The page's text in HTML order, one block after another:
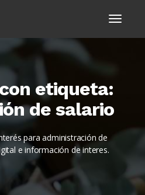
etiqueta:
de salario
para administración de
e información de interes.